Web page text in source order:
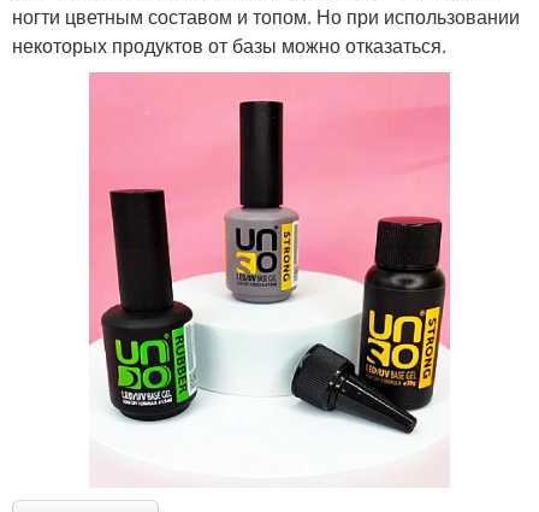
ногти цветным составом и топом. Но при использовании
некоторых продуктов от базы можно отказаться.